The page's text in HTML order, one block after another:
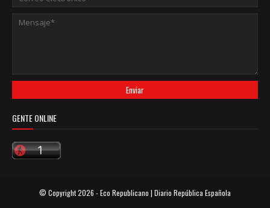
GENTE ONLINE
© Copyright2026 -Eco Republicano | Diario República Española